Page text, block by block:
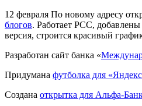
12 февраля По новому адресу
блогов. Работает РСС,
версия, строится красивый
Разработан сайт банка «
Придумана футболка для
Создана открытка для Альфа-